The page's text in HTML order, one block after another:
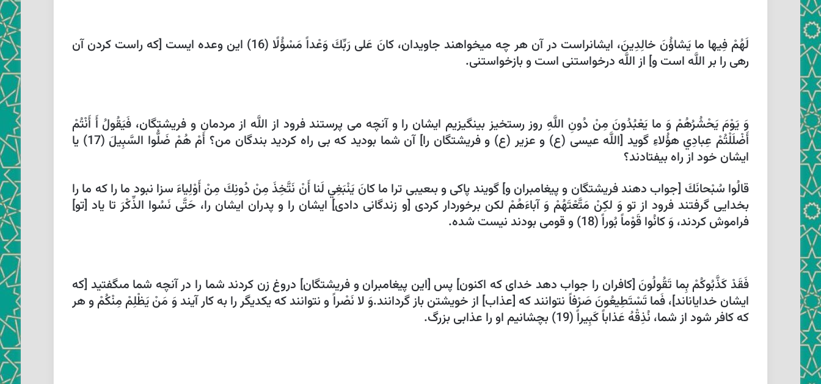
لَهُمْ فِيها ما يَشاؤُنَ خالِدِينَ‏، ايشانراست در آن هر چه ميخواهند جاويدان، كانَ عَلى‏ رَبِّكَ وَعْداً مَسْؤُلًا (16) اين وعده ‏ايست [كه راست كردن آن
رهى را بر اللَّه است و] از اللَّه درخواستنى است و بازخواستنى.
وَ يَوْمَ يَحْشُرُهُمْ وَ ما يَعْبُدُونَ مِنْ دُونِ اللَّهِ‏ روز رستخيز بينگيزيم ايشان را و آنچه مى ‏پرستند فرود از اللَّه از مردمان و فريشتگان، فَيَقُولُ أَ أَنْتُمْ
أَضْلَلْتُمْ عِبادِي هؤُلاءِ گويد [اللَّه عيسى (ع) و عزير (ع) و فريشتگان را] آن شما بوديد كه بى راه كرديد بندگان من؟ أَمْ هُمْ ضَلُّوا السَّبِيلَ‏ (17) يا
ايشان خود از راه بيفتادند؟
قالُوا سُبْحانَكَ‏ [جواب دهند فريشتگان و پيغامبران و] گويند پاكى و بى‏عيبى ترا ما كانَ يَنْبَغِي لَنا أَنْ نَتَّخِذَ مِنْ دُونِكَ مِنْ أَوْلِياءَ سزا نبود ما را كه ما را
بخدايى گرفتند فرود از تو وَ لكِنْ مَتَّعْتَهُمْ وَ آباءَهُمْ‏ لكن برخوردار كردى [و زندگانى دادى‏] ايشان را و پدران ايشان را، حَتَّى نَسُوا الذِّكْرَ تا ياد [تو]
فراموش كردند، وَ كانُوا قَوْماً بُوراً (18) و قومى بودند نيست شده.
فَقَدْ كَذَّبُوكُمْ بِما تَقُولُونَ‏ [كافران را جواب دهد خداى كه اكنون‏] پس [اين پيغامبران و فريشتگان‏] دروغ زن كردند شما را در آنچه شما مى‏گفتيد [كه
ايشان خدايان‏اند]، فَما تَسْتَطِيعُونَ صَرْفاً نتوانند كه [عذاب‏] از خويشتن باز گردانند.وَ لا نَصْراً و نتوانند كه يكديگر را به كار آيند وَ مَنْ يَظْلِمْ مِنْكُمْ‏ و هر
كه كافر شود از شما، نُذِقْهُ عَذاباً كَبِيراً (19) بچشانيم او را عذابى بزرگ.